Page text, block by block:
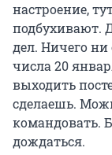
настроение,
подбухивают.
дел. Ничего ни
числа 20
выходить
сделаешь.
командовать.
дождаться.